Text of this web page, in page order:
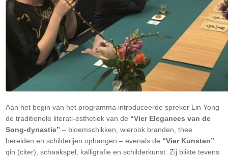
Aan het begin van het programma introduceerde spreker Lin Yong
de traditionele literati-esthetiek van de “Vier Elegances van de
Song-dynastie” – bloemschikken, wierook branden, thee
bereiden en schilderijen ophangen – evenals de “Vier Kunsten”:
qin (citer), schaakspel, kalligrafie en schilderkunst. Zij blikte tevens